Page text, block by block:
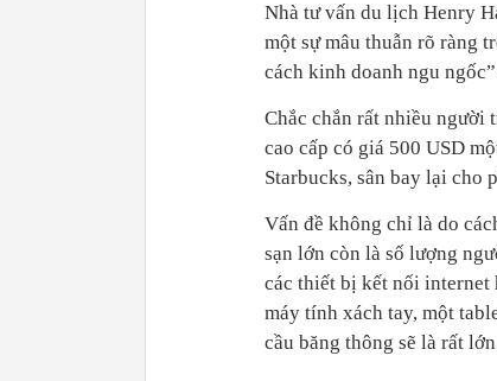
Nhà tư vấn du lịch Henry
một sự mâu thuẫn rõ ràng
cách kinh doanh ngu
Chắc chắn rất nhiều người
cao cấp có giá 500 USD
Starbucks, sân bay lại cho
Vấn đề không chỉ là do
sạn lớn còn là số lượng
các thiết bị kết nối internet
máy tính xách tay, một
cầu băng thông sẽ là rất